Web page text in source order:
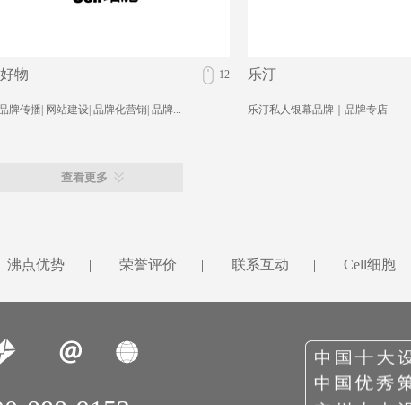
12
物
牌传播| 网站建设| 品牌化营销| 品牌...
乐汀
乐汀私人银幕品牌｜品牌专店
查看更多
沸点优势 | 荣誉评价 | 联系互动 | Cell细胞